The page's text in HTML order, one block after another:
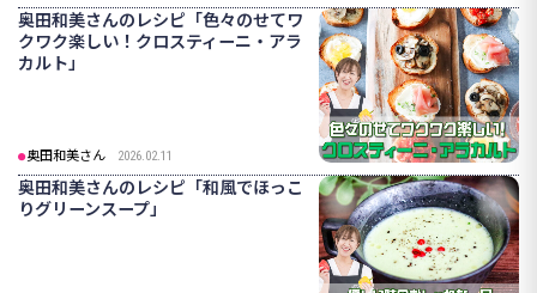
奥田和美さんのレシピ「色々のせてワ
クワク楽しい！クロスティーニ・アラ
カルト」
奥田和美さん 2026.02.11
奥田和美さんのレシピ「和風でほっこ
りグリーンスープ」